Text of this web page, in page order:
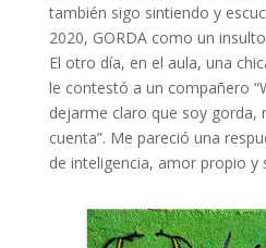
también sigo sintiendo y
2020, GORDA como un
El otro día, en el aula, una
le contestó a un compañero
dejarme claro que soy gorda,
cuenta”. Me pareció una
de inteligencia, amor propio y